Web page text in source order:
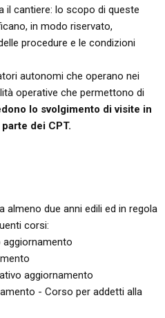
il cantiere: lo scopo di queste
in modo riservato,
procedure e le condizioni
autonomi che operano nei
operative che permettono di
lo svolgimento di visite in
dei CPT.
almeno due anni edili ed in regola
corsi:
aggiornamento
- Corso per addetti alla